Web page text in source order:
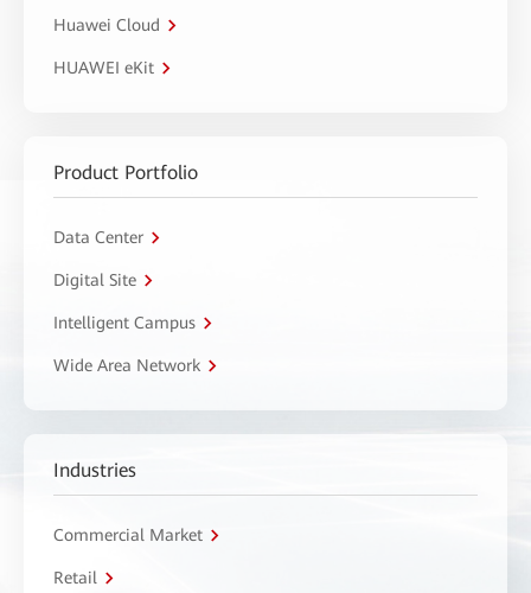
Huawei Cloud
HUAWEI eKit
Product Portfolio
Data Center
Digital Site
Intelligent Campus
Wide Area Network
Industries
Commercial Market
Retail